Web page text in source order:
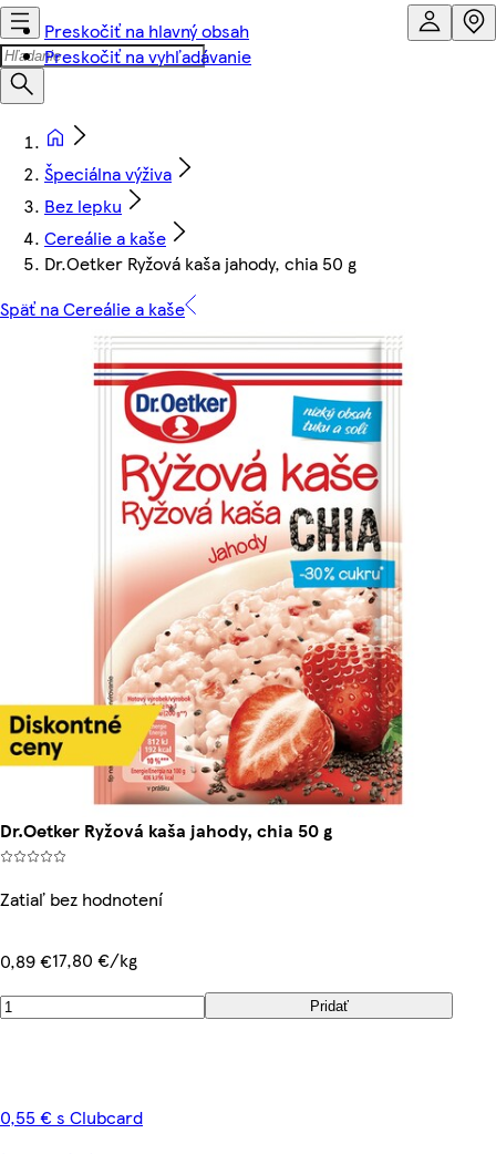
Preskočiť na hlavný obsah
Preskočiť na vyhľadávanie
Špeciálna výživa
Bez lepku
Cereálie a kaše
Dr.Oetker Ryžová kaša jahody, chia 50 g
Späť na Cereálie a kaše
Dr.Oetker Ryžová kaša jahody, chia 50 g
Zatiaľ bez hodnotení
0,89 €17,80 €/kg
Pridať
0,55 € s Clubcard